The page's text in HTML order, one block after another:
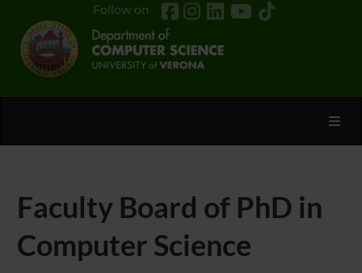
Follow on
Faculty Board of PhD in
Computer Science